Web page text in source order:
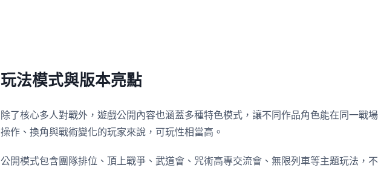
玩法模式與版本亮點
除了核心多人對戰外，遊戲公開內容也涵蓋多種特色模式，讓不同作品角色能在同一戰
操作、換角與戰術變化的玩家來說，可玩性相當高。
公開模式包含團隊排位、頂上戰爭、武道會、咒術高專交流會、無限列車等主題玩法，